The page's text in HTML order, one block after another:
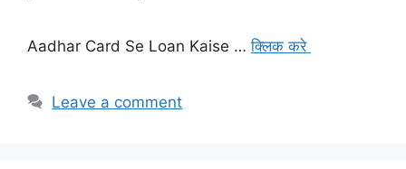
Aadhar Card Se Loan Kaise …क्लिक करे
Leave a comment